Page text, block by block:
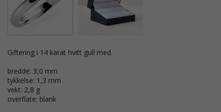
giftering i 14 karat hvitt gull med.
bredde: 3,0 mm
tykkelse: 1,3 mm
vekt: 2,8 g
overflate: blank